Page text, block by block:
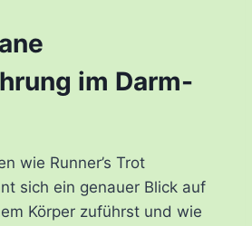
im Darm-
wie Runner’s Trot
sich ein genauer Blick auf
Körper zuführst und wie